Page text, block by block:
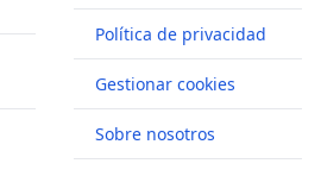
Política de privacidad
Gestionar cookies
Sobre nosotros